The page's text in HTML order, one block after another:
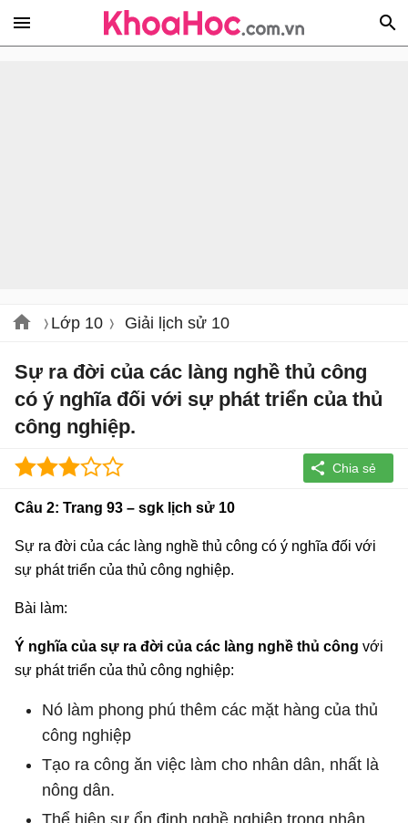
Lớp 10 Giải lịch sử 10
Sự ra đời của các làng nghề thủ công
có ý nghĩa đối với sự phát triển của thủ
công nghiệp.
Câu 2: Trang 93 – sgk lịch sử 10
Sự ra đời của các làng nghề thủ công có ý nghĩa đối với
sự phát triển của thủ công nghiệp.
Bài làm:
Ý nghĩa của sự ra đời của các làng nghề thủ công với
sự phát triển của thủ công nghiệp:
Nó làm phong phú thêm các mặt hàng của thủ
công nghiệp
Tạo ra công ăn việc làm cho nhân dân, nhất là
nông dân.
Thể hiện sự ổn định nghề nghiệp trong nhân